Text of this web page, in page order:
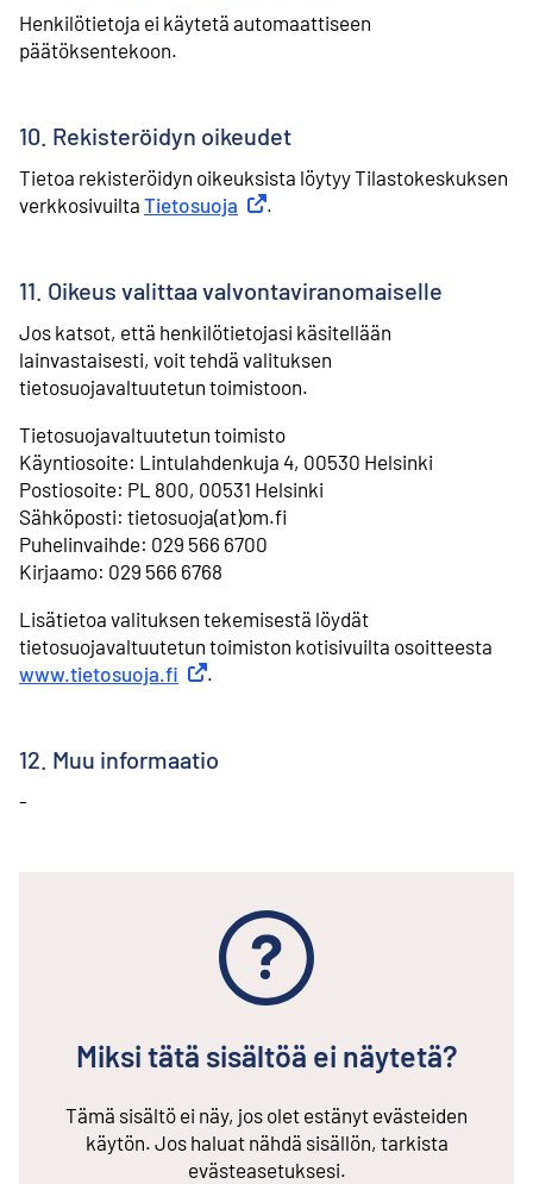
Henkilötietoja ei käytetä automaattiseen
päätöksentekoon.
10. Rekisteröidyn oikeudet
Tietoa rekisteröidyn oikeuksista löytyy Tilastokeskuksen
verkkosivuilta Tietosuoja Ulkoinen linkki
.
11. Oikeus valittaa valvontaviranomaiselle
Jos katsot, että henkilötietojasi käsitellään
lainvastaisesti, voit tehdä valituksen
tietosuojavaltuutetun toimistoon.
Tietosuojavaltuutetun toimisto
⁠Käyntiosoite: Lintulahdenkuja 4, 00530 Helsinki
⁠Postiosoite: PL 800, 00531 Helsinki
⁠Sähköposti: tietosuoja(at)om.fi
⁠Puhelinvaihde: 029 566 6700
⁠Kirjaamo: 029 566 6768
Lisätietoa valituksen tekemisestä löydät
tietosuojavaltuutetun toimiston kotisivuilta osoitteesta
www.tietosuoja.fi Ulkoinen linkki
.
12. Muu informaatio
-
Miksi tätä sisältöä ei näytetä?
Tämä sisältö ei näy, jos olet estänyt evästeiden
käytön. Jos haluat nähdä sisällön, tarkista
evästeasetuksesi.